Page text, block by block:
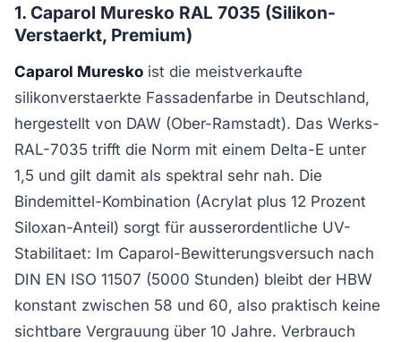
1. Caparol Muresko RAL 7035 (Silikon-
Verstaerkt, Premium)
Caparol Muresko ist die meistverkaufte
silikonverstaerkte Fassadenfarbe in Deutschland,
hergestellt von DAW (Ober-Ramstadt). Das Werks-
RAL-7035 trifft die Norm mit einem Delta-E unter
1,5 und gilt damit als spektral sehr nah. Die
Bindemittel-Kombination (Acrylat plus 12 Prozent
Siloxan-Anteil) sorgt für ausserordentliche UV-
Stabilitaet: Im Caparol-Bewitterungsversuch nach
DIN EN ISO 11507 (5000 Stunden) bleibt der HBW
konstant zwischen 58 und 60, also praktisch keine
sichtbare Vergrauung über 10 Jahre. Verbrauch